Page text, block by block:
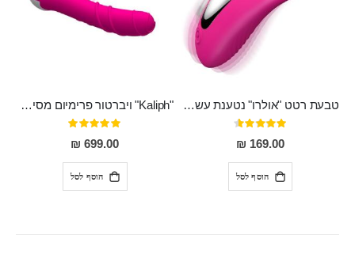
טבעת רטט "אולרו" נטענת עשויה סיליקון רפואי עם רטט חזק ומטריף חושים
דירוג:
91%
169.00 ₪
הוסף לסל
"Kaliph" ויברטור פרימיום מסיליקון רפואי , נטען, שקט במיוחד, מסתובב ומתפתל, שמנמן עם חדירה 14 סמ
דירוג:
100%
699.00 ₪
הוסף לסל